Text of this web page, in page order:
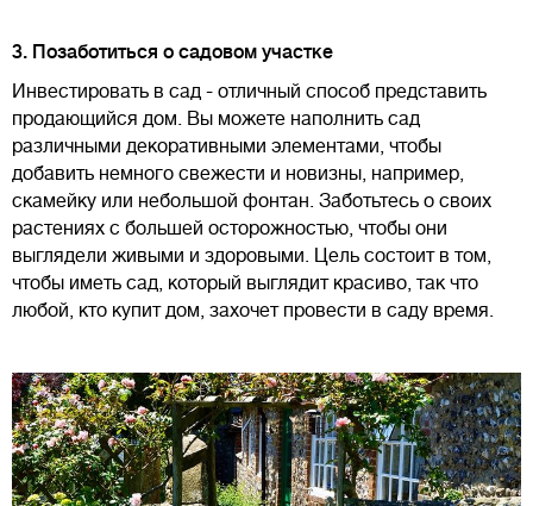
3. Позаботиться о садовом участке
Инвестировать в сад - отличный способ представить
продающийся дом. Вы можете наполнить сад
различными декоративными элементами, чтобы
добавить немного свежести и новизны, например,
скамейку или небольшой фонтан. Заботьтесь о своих
растениях с большей осторожностью, чтобы они
выглядели живыми и здоровыми. Цель состоит в том,
чтобы иметь сад, который выглядит красиво, так что
любой, кто купит дом, захочет провести в саду время.